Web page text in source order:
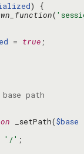
(
= true
_setPath($base
'/'